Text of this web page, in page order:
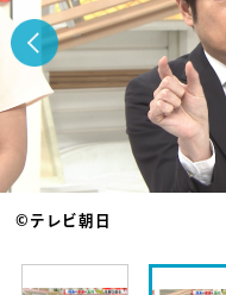
©テレビ朝日